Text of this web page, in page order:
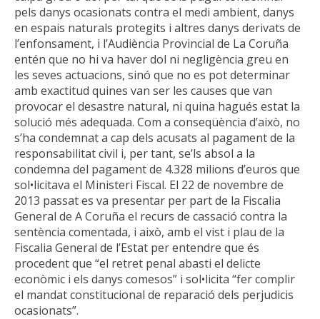
pels danys ocasionats contra el medi ambient, danys
en espais naturals protegits i altres danys derivats de
l’enfonsament, i l’Audiència Provincial de La Coruña
entén que no hi va haver dol ni negligència greu en
les seves actuacions, sinó que no es pot determinar
amb exactitud quines van ser les causes que van
provocar el desastre natural, ni quina hagués estat la
solució més adequada. Com a conseqüència d’això, no
s’ha condemnat a cap dels acusats al pagament de la
responsabilitat civil i, per tant, se’ls absol a la
condemna del pagament de 4.328 milions d’euros que
sol•licitava el Ministeri Fiscal. El 22 de novembre de
2013 passat es va presentar per part de la Fiscalia
General de A Coruña el recurs de cassació contra la
sentència comentada, i això, amb el vist i plau de la
Fiscalia General de l’Estat per entendre que és
procedent que “el retret penal abasti el delicte
econòmic i els danys comesos” i sol•licita “fer complir
el mandat constitucional de reparació dels perjudicis
ocasionats”.